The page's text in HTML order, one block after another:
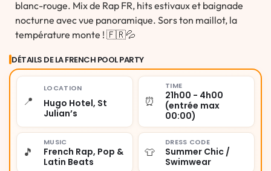
blanc-rouge. Mix de Rap FR, hits estivaux et baignade
nocturne avec vue panoramique. Sors ton maillot, la
température monte ! 🇫🇷💦
DÉTAILS DE LA FRENCH POOL PARTY
📍
LOCATION
Hugo Hotel, St
Julian’s
⏰
TIME
21h00 - 4h00
(entrée max
00:00)
🎵
MUSIC
French Rap, Pop &
Latin Beats
👕
DRESS CODE
Summer Chic /
Swimwear